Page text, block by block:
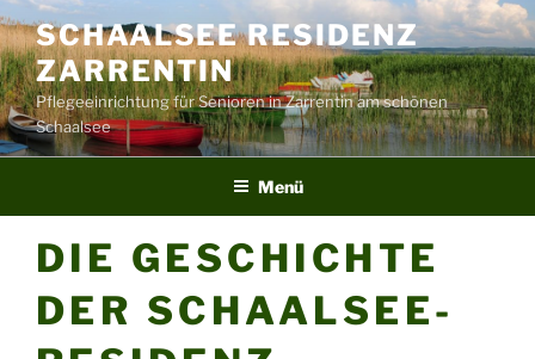
Zum
Inhalt
springen
SCHAALSEE RESIDENZ
ZARRENTIN
Pflegeeinrichtung für Senioren in Zarrentin am schönen
Schaalsee
Menü
DIE GESCHICHTE
DER SCHAALSEE-